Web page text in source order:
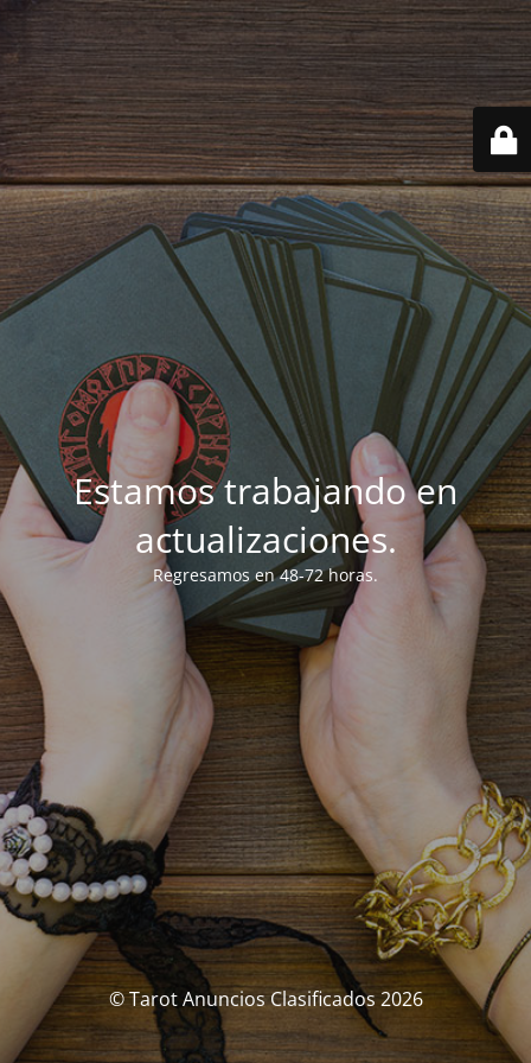
Estamos trabajando en
actualizaciones.
Regresamos en 48-72 horas.
© Tarot Anuncios Clasificados 2026